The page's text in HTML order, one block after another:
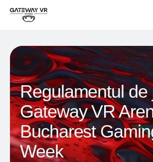
Regulamentul de
Gateway VR
Bucharest
Week